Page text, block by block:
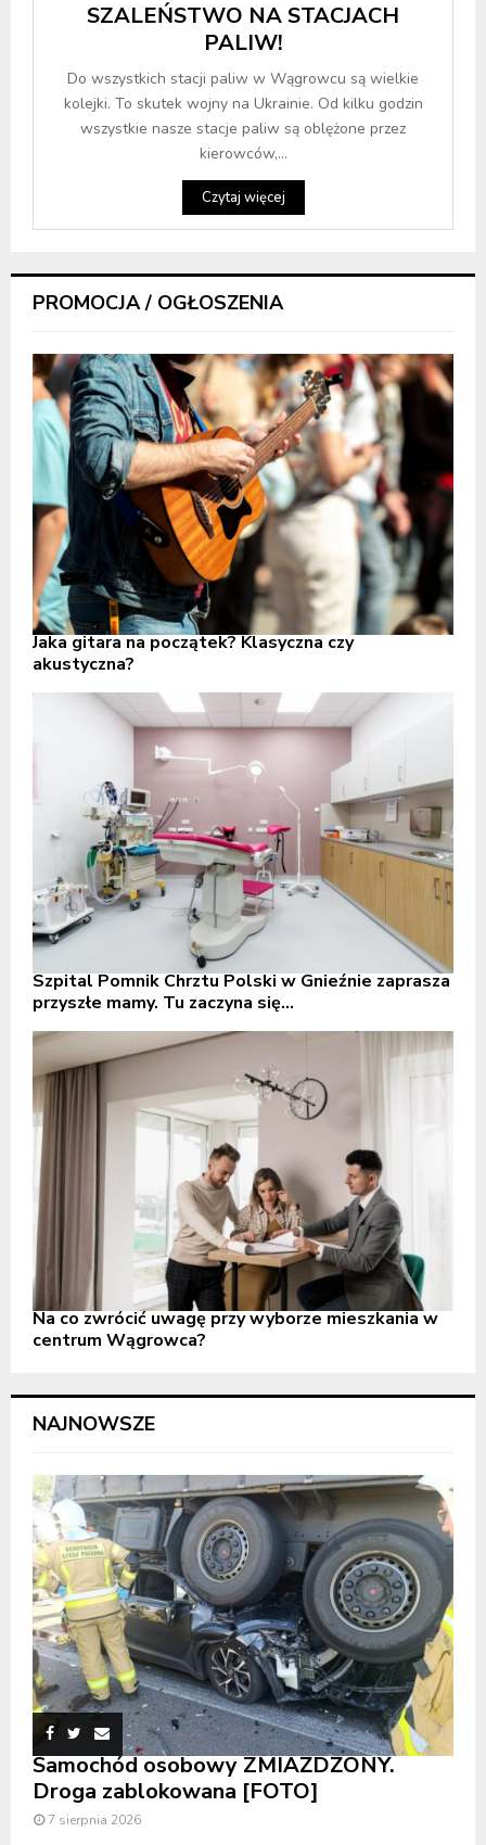
SZALEŃSTWO NA STACJACH
PALIW!
Do wszystkich stacji paliw w Wągrowcu są wielkie
kolejki. To skutek wojny na Ukrainie. Od kilku godzin
wszystkie nasze stacje paliw są oblężone przez
kierowców,...
Czytaj więcej
PROMOCJA / OGŁOSZENIA
Jaka gitara na początek? Klasyczna czy
akustyczna?
Szpital Pomnik Chrztu Polski w Gnieźnie zaprasza
przyszłe mamy. Tu zaczyna się...
Na co zwrócić uwagę przy wyborze mieszkania w
centrum Wągrowca?
NAJNOWSZE
Samochód osobowy ZMIAŻDŻONY.
Droga zablokowana [FOTO]
7 sierpnia 2026